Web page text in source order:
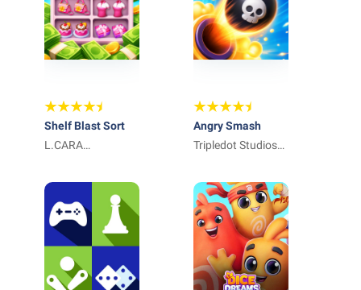
Shelf Blast Sort
L.CARA
LIMITED
Angry Smash
Tripledot Studios